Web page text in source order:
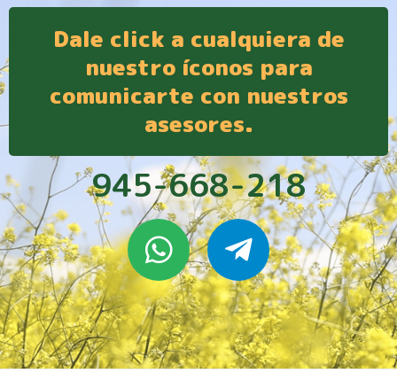
Dale click a cualquiera de
nuestro íconos para
comunicarte con nuestros
asesores.
945-668-218